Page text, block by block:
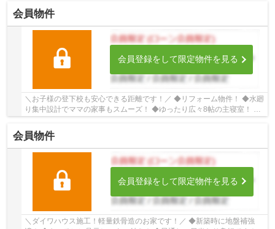
会員物件
会員登録をして限定物件を見る
＼お子様の登下校も安心できる距離です！／ ◆リフォーム物件！ ◆水廻
り集中設計でママの家事もスムーズ！ ◆ゆったり広々8帖の主寝室！ ■
会員物件
会員登録をして限定物件を見る
＼ダイワハウス施工！軽量鉄骨造のお家です！／ ◆新築時に地盤補強